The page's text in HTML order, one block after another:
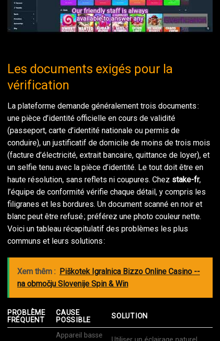
Les documents exigés pour la
vérification
La plateforme demande généralement trois documents :
une pièce d’identité officielle en cours de validité
(passeport, carte d’identité nationale ou permis de
conduire), un justificatif de domicile de moins de trois mois
(facture d’électricité, extrait bancaire, quittance de loyer), et
un selfie tenu avec la pièce d’identité. Le tout doit être en
haute résolution, sans reflets ni coupures. Chez stake-fr,
l’équipe de conformité vérifie chaque détail, y compris les
filigranes et les bordures. Un document scanné en noir et
blanc peut être refusé ; préférez une photo couleur nette.
Voici un tableau récapitulatif des problèmes les plus
communs et leurs solutions :
Xem thêm : Piškotek Igralnica Bizzo Online Casino --
na območju Slovenije Spin & Win
PROBLÈME
FRÉQUENT
CAUSE
POSSIBLE
SOLUTION
Appareil basse